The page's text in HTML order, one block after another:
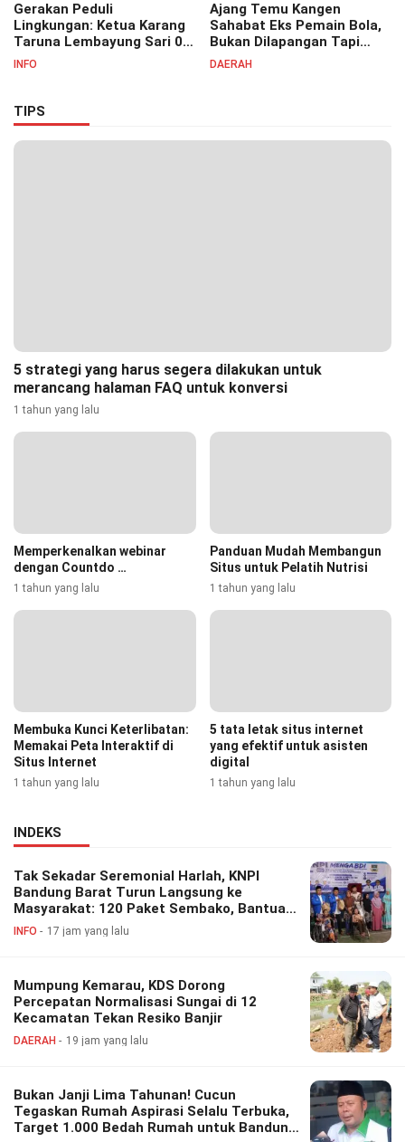
Gerakan Peduli
Lingkungan: Ketua Karang
Taruna Lembayung Sari 09
Irvan Permana Ajak
INFO
Ajang Temu Kangen
Sahabat Eks Pemain Bola,
Bukan Dilapangan Tapi
Ditongkrongan
DAERAH
TIPS
5 strategi yang harus segera dilakukan untuk
merancang halaman FAQ untuk konversi
1 tahun yang lalu
Memperkenalkan webinar
dengan Countdo …
1 tahun yang lalu
Panduan Mudah Membangun
Situs untuk Pelatih Nutrisi
1 tahun yang lalu
Membuka Kunci Keterlibatan:
Memakai Peta Interaktif di
Situs Internet
1 tahun yang lalu
5 tata letak situs internet
yang efektif untuk asisten
digital
1 tahun yang lalu
INDEKS
Tak Sekadar Seremonial Harlah, KNPI
Bandung Barat Turun Langsung ke
Masyarakat: 120 Paket Sembako, Bantuan
Disabilitas hingga Layanan Kesehatan
INFO 17 jam yang lalu
Mumpung Kemarau, KDS Dorong
Percepatan Normalisasi Sungai di 12
Kecamatan Tekan Resiko Banjir
DAERAH 19 jam yang lalu
Bukan Janji Lima Tahunan! Cucun
Tegaskan Rumah Aspirasi Selalu Terbuka,
Target 1.000 Bedah Rumah untuk Bandung